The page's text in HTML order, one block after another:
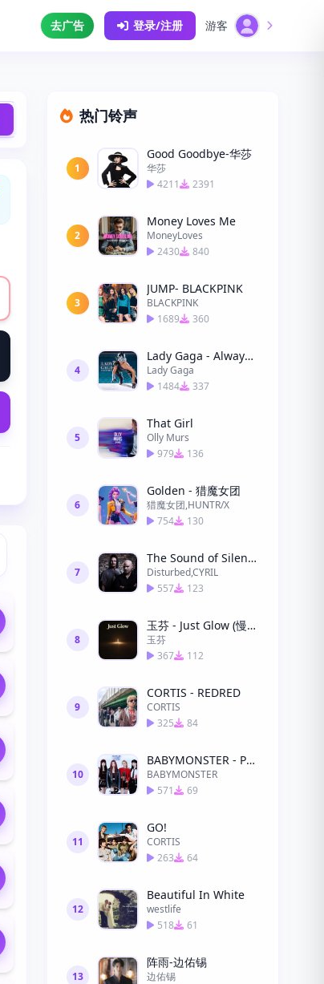
去广告 登录/注册 游客
热门铃声
1
Good Goodbye-华莎
华莎
4211
2391
2
Money Loves Me
MoneyLoves
2430
840
3
JUMP- BLACKPINK
BLACKPINK
1689
360
4
Lady Gaga - Always Remember Us This Way
Lady Gaga
1484
337
5
That Girl
Olly Murs
979
136
6
Golden - 猎魔女团
猎魔女团,HUNTR/X
754
130
7
The Sound of Silence (CYRIL Remix) (CYRIL Remix)
Disturbed,CYRIL
557
123
8
玉芬 - Just Glow (慢慢发光)
玉芬
367
112
9
CORTIS - REDRED
CORTIS
325
84
10
BABYMONSTER - PSYCHO (32秒)
BABYMONSTER
571
69
11
GO!
CORTIS
263
64
12
Beautiful In White
westlife
518
61
13
阵雨-边佑锡
边佑锡